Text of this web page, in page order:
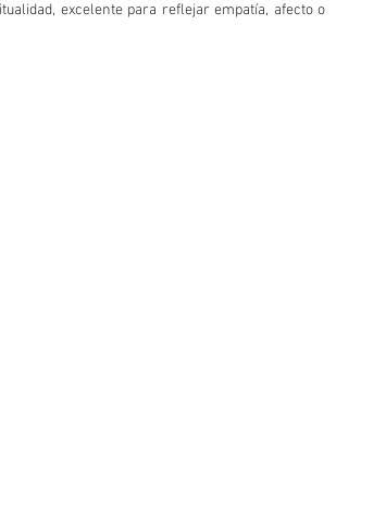
excelente para reflejar empatía, afecto o